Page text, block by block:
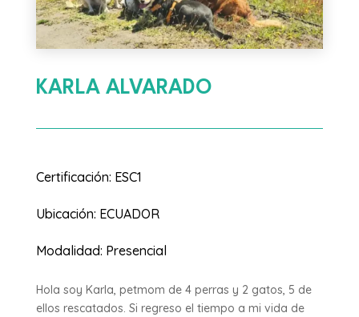
KARLA ALVARADO
Certificación: ESC1
Ubicación: ECUADOR
Modalidad: Presencial
Hola soy Karla, petmom de 4 perras y 2 gatos, 5 de
ellos rescatados. Si regreso el tiempo a mi vida de